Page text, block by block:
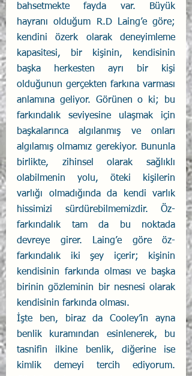
bahsetmekte fayda var. Büyük
hayranı olduğum R.D Laing’e göre;
kendini özerk olarak deneyimleme
kapasitesi, bir kişinin, kendisinin
başka herkesten ayrı bir kişi
olduğunun gerçekten farkına varması
anlamına geliyor. Görünen o ki; bu
farkındalık seviyesine ulaşmak için
başkalarınca algılanmış ve onları
algılamış olmamız gerekiyor. Bununla
birlikte, zihinsel olarak sağlıklı
olabilmenin yolu, öteki kişilerin
varlığı olmadığında da kendi varlık
hissimizi sürdürebilmemizdir. Öz-
farkındalık tam da bu noktada
devreye girer. Laing’e göre öz-
farkındalık iki şey içerir; kişinin
kendisinin farkında olması ve başka
birinin gözleminin bir nesnesi olarak
kendisinin farkında olması.
İşte ben, biraz da Cooley’in ayna
benlik kuramından esinlenerek, bu
tasnifin ilkine benlik, diğerine ise
kimlik demeyi tercih ediyorum.